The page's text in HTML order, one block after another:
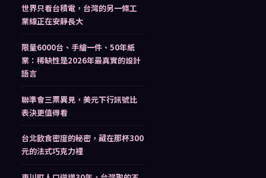
世界只看台積電，台灣的另一條工
業線正在安靜長大
限量6000台、手繪一件、50年紙
業：稀缺性是2026年最真實的設計
語言
聯準會三票異見，美元下行訊號比
表決更值得看
台北飲食密度的秘密，藏在那杯300
元的法式巧克力裡